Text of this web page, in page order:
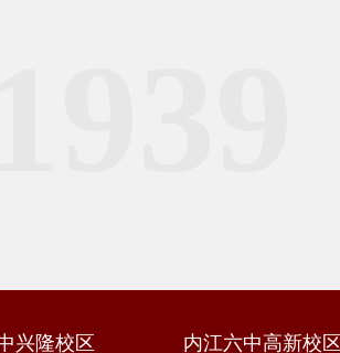
兴隆校区 内江六中高新校区